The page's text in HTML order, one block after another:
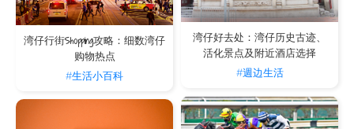
湾仔好去处：湾仔历史古迹、
活化景点及附近酒店选择
#週边生活
湾仔行街Shopping攻略：细数湾仔
购物热点
#生活小百科